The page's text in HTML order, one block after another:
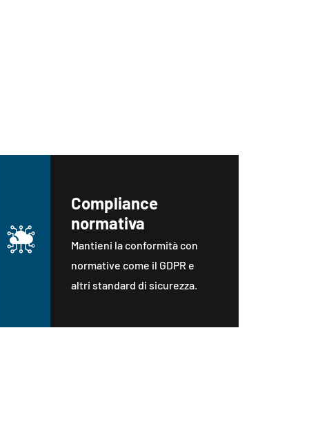
Compliance
normativa
Mantieni la conformità con
normative come il GDPR e
altri standard di sicurezza.